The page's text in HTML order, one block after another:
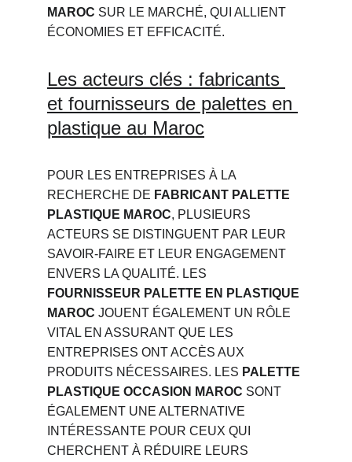
MAROC SUR LE MARCHÉ, QUI ALLIENT
ÉCONOMIES ET EFFICACITÉ.
Les acteurs clés : fabricants
et fournisseurs de palettes en
plastique au Maroc
POUR LES ENTREPRISES À LA
RECHERCHE DE FABRICANT PALETTE
PLASTIQUE MAROC, PLUSIEURS
ACTEURS SE DISTINGUENT PAR LEUR
SAVOIR-FAIRE ET LEUR ENGAGEMENT
ENVERS LA QUALITÉ. LES
FOURNISSEUR PALETTE EN PLASTIQUE
MAROC JOUENT ÉGALEMENT UN RÔLE
VITAL EN ASSURANT QUE LES
ENTREPRISES ONT ACCÈS AUX
PRODUITS NÉCESSAIRES. LES PALETTE
PLASTIQUE OCCASION MAROC SONT
ÉGALEMENT UNE ALTERNATIVE
INTÉRESSANTE POUR CEUX QUI
CHERCHENT À RÉDUIRE LEURS